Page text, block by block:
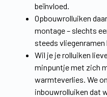
beïnvloed.
Opbouwrolluiken
montage – slechts
steeds
Wil je je rolluiken
minpuntje met zich
warmteverlies. We
inbouwrolluiken dat